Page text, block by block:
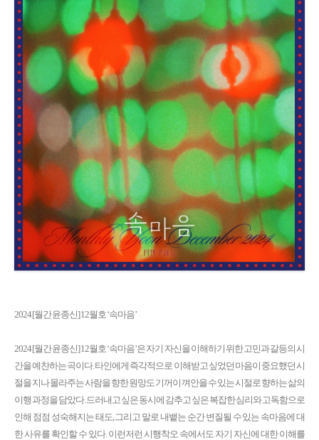
2024 [월간 윤종신] 12월호 ‘속마음’
2024 [월간 윤종신] 12월호 ‘속마음’은 자기 자신을 이해하기 위한 고민과 갈등의 시
간을 예찬하는 곡이다. 타인에게 즉각적으로 이해받고 싶었던 마음이 중요했던 시
절을 지나 몰라주는 사람을 향한 원망도 기꺼이 껴안을 수 있는 시절로 향하는 삶의
이행 과정을 담았다. 드러내고 싶은 동시에 감추고 싶은 복잡한 심리와 고독함으로
인해 점점 성숙해지는 태도, 그리고 말로 내뱉는 순간 변질될 수 있는 속마음에 대
한 사유를 확인할 수 있다. 이런저런 시행착오 속에서도 자기 자신에 대한 이해를